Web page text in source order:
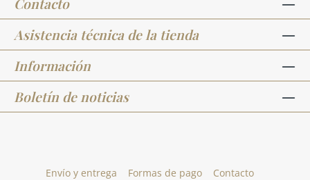
Asistencia técnica de la tienda
Información
Boletín de noticias
Envío y entrega Formas de pago
Contacto